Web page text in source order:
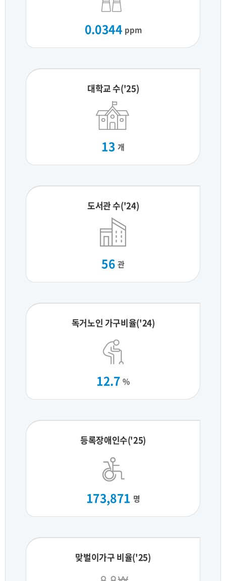
0.0344 ppm
대학교 수('25)
13 개
도서관 수('24)
56 관
독거노인 가구비율('24)
12.7 %
등록장애인수('25)
173,871 명
맞벌이가구 비율('25)